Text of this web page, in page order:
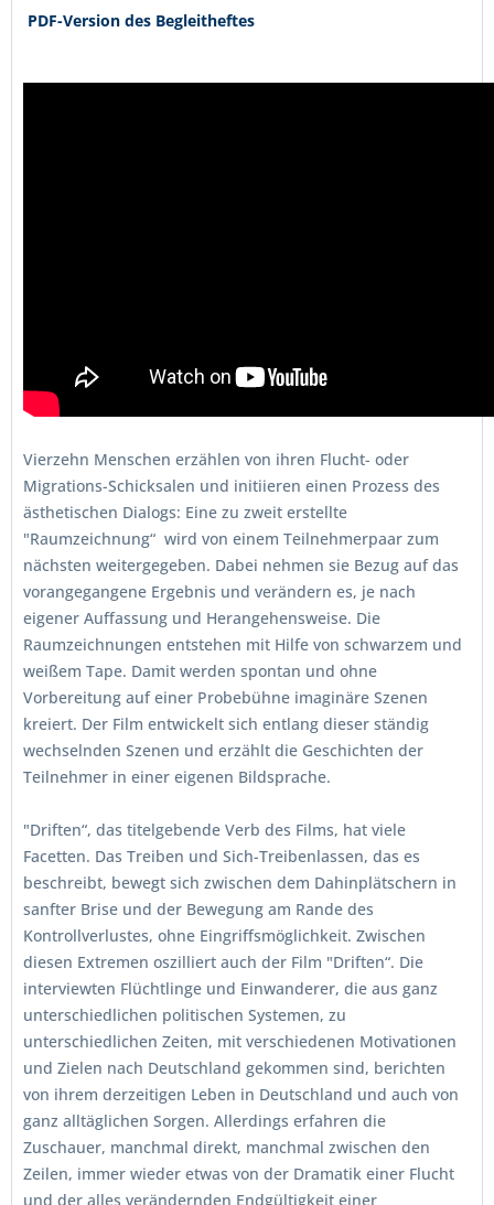
PDF-Version des Begleitheftes
Vierzehn Menschen erzählen von ihren Flucht- oder
Migrations-Schicksalen und initiieren einen Prozess des
ästhetischen Dialogs: Eine zu zweit erstellte
"Raumzeichnung“ wird von einem Teilnehmerpaar zum
nächsten weitergegeben. Dabei nehmen sie Bezug auf das
vorangegangene Ergebnis und verändern es, je nach
eigener Auffassung und Herangehensweise. Die
Raumzeichnungen entstehen mit Hilfe von schwarzem und
weißem Tape. Damit werden spontan und ohne
Vorbereitung auf einer Probebühne imaginäre Szenen
kreiert. Der Film entwickelt sich entlang dieser ständig
wechselnden Szenen und erzählt die Geschichten der
Teilnehmer in einer eigenen Bildsprache.
"Driften“, das titelgebende Verb des Films, hat viele
Facetten. Das Treiben und Sich-Treibenlassen, das es
beschreibt, bewegt sich zwischen dem Dahinplätschern in
sanfter Brise und der Bewegung am Rande des
Kontrollverlustes, ohne Eingriffsmöglichkeit. Zwischen
diesen Extremen oszilliert auch der Film "Driften“. Die
interviewten Flüchtlinge und Einwanderer, die aus ganz
unterschiedlichen politischen Systemen, zu
unterschiedlichen Zeiten, mit verschiedenen Motivationen
und Zielen nach Deutschland gekommen sind, berichten
von ihrem derzeitigen Leben in Deutschland und auch von
ganz alltäglichen Sorgen. Allerdings erfahren die
Zuschauer, manchmal direkt, manchmal zwischen den
Zeilen, immer wieder etwas von der Dramatik einer Flucht
und der alles verändernden Endgültigkeit einer